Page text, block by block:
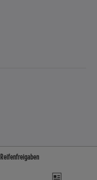
Reifenfreigaben